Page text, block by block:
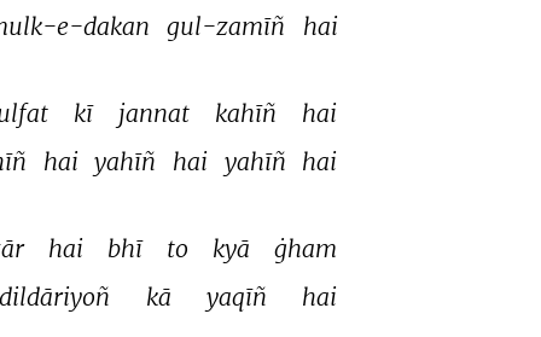
e-dakan
gul-zamīñ hai
kī jannat kahīñ
hai
hai yahīñ hai yahīñ hai
hai bhī to kyā
ġham
dildāriyoñ
kā yaqīñ hai